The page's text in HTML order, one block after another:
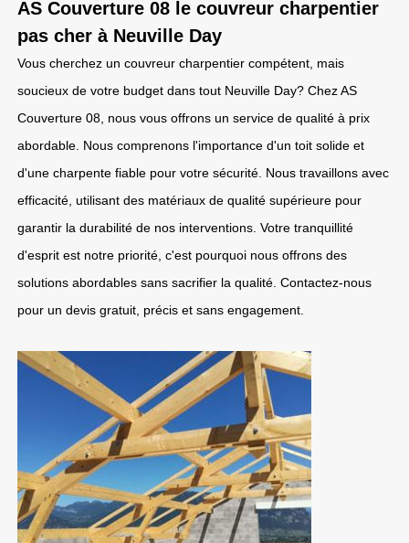
AS Couverture 08 le couvreur charpentier
pas cher à Neuville Day
Vous cherchez un couvreur charpentier compétent, mais
soucieux de votre budget dans tout Neuville Day? Chez AS
Couverture 08, nous vous offrons un service de qualité à prix
abordable. Nous comprenons l'importance d'un toit solide et
d'une charpente fiable pour votre sécurité. Nous travaillons avec
efficacité, utilisant des matériaux de qualité supérieure pour
garantir la durabilité de nos interventions. Votre tranquillité
d'esprit est notre priorité, c'est pourquoi nous offrons des
solutions abordables sans sacrifier la qualité. Contactez-nous
pour un devis gratuit, précis et sans engagement.